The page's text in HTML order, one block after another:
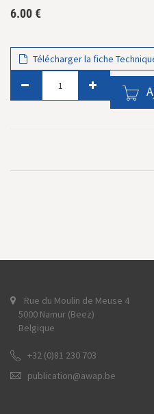
6.00€
Télécharger la fiche
Rue du Moulin de Meuse 4
5000 Namur (Beez)
Belgique
+32 (0)81 230 703
publication@awap.be